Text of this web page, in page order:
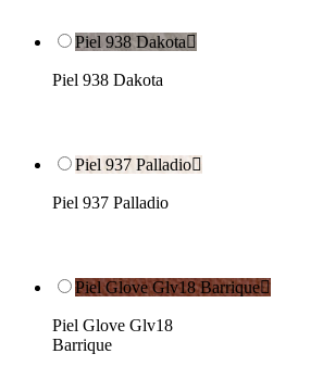
Piel 938 Dakota
Piel 938 Dakota
Piel 937 Palladio
Piel 937 Palladio
Piel Glove Glv18 Barrique
Piel Glove Glv18
Barrique